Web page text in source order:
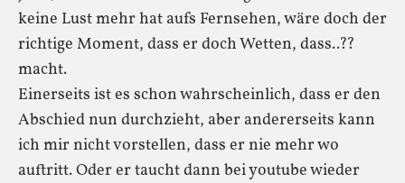
keine Lust mehr hat aufs Fernsehen, wäre doch der
richtige Moment, dass er doch Wetten, dass..??
macht.
Einerseits ist es schon wahrscheinlich, dass er den
Abschied nun durchzieht, aber andererseits kann
ich mir nicht vorstellen, dass er nie mehr wo
auftritt. Oder er taucht dann bei youtube wieder